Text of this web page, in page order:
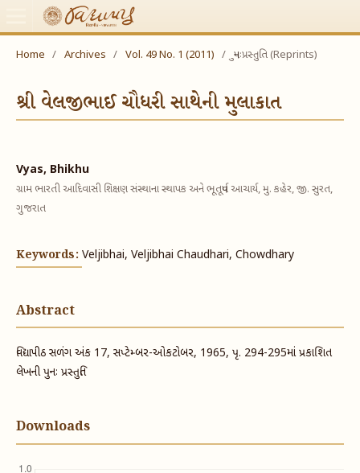
Home / Archives / Vol. 49 No. 1 (2011) / પુનઃપ્રસ્તુતિ (Reprints)
શ્રી વેલજીભાઈ ચૌધરી સાથેની મુલાકાત
Vyas, Bhikhu
ગ્રામ ભારતી આદિવાસી શિક્ષણ સંસ્થાના સ્થાપક અને ભૂતપૂર્વ આચાર્ય, મુ. કહેર, જી. સુરત,
ગુજરાત
Keywords: Veljibhai, Veljibhai Chaudhari, Chowdhary
Abstract
વિદ્યાપીઠ સળંગ અંક 17, સપ્ટેમ્બર-ઓકટોબર, 1965, પૃ. 294-295માં પ્રકાશિત
લેખની પુનઃ પ્રસ્તુતિ
Downloads